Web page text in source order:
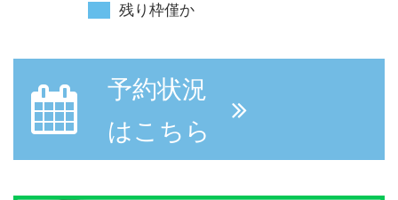
残り枠僅か
予約状況
はこちら